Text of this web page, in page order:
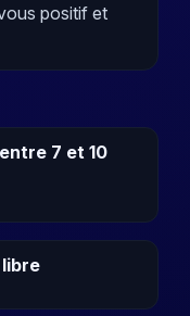
positif et
7 et 10